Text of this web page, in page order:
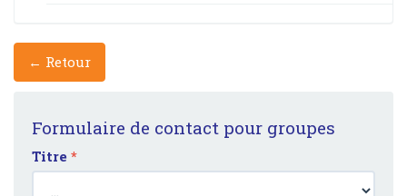
← Retour
Formulaire de contact pour groupes
Titre *